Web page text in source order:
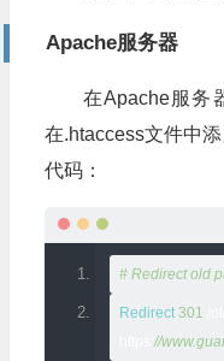
Apache服务器
在Apache服务
在.htaccess文件中
代码：
# Redirect old
Redirect 301
://